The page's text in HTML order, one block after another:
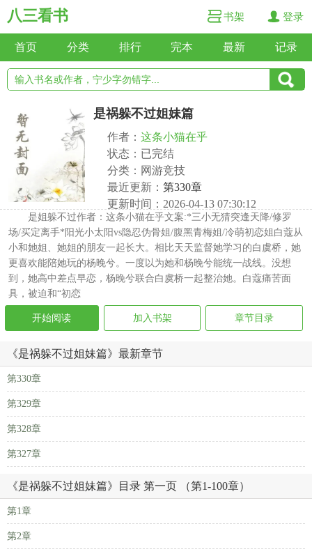
八三看书 书架 登录
首页 分类 排行 完本 最新 记录
是祸躲不过姐妹篇
作者： 这条小猫在乎
状态：已完结
分类：网游竞技
最近更新： 第330章
更新时间：2026-04-13 07:30:12
是姐躲不过作者：这条小猫在乎文案:*三小无猜突逢天降/修罗
场/买定离手*阳光小太阳vs隐忍伪骨姐/腹黑青梅姐/冷萌初恋姐白蔻从
小和她姐、她姐的朋友一起长大。相比天天监督她学习的白虞桥，她
更喜欢能陪她玩的杨晚兮。一度以为她和杨晚兮能统一战线。没想
到，她高中差点早恋，杨晚兮联合白虞桥一起整治她。白蔻痛苦面
具，被迫和“初恋
开始阅读 加入书架 章节目录
《是祸躲不过姐妹篇》最新章节
第330章
第329章
第328章
第327章
《是祸躲不过姐妹篇》目录 第一页 （第1-100章）
第1章
第2章